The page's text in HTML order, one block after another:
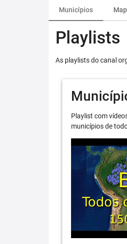
Municípios
Playlists
As playlists do canal
Playlist com
municípios de